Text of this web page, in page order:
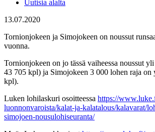
Uutisia alalta
13.07.2020
Tornionjokeen ja Simojokeen on noussut
vuonna.
Tornionjokeen on jo tässä vaiheessa noussut
43 705 kpl) ja Simojokeen 3 000 lohen raja on
kpl).
Luken lohilaskuri osoitteessa https://
luonnonvaroista/kalat-ja-kalatalous/kalavarat/
simojoen-nousulohiseuranta/